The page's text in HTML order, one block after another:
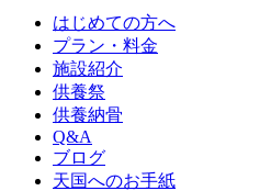
はじめての方へ
プラン・料金
施設紹介
供養祭
供養納骨
Q&A
ブログ
天国へのお手紙